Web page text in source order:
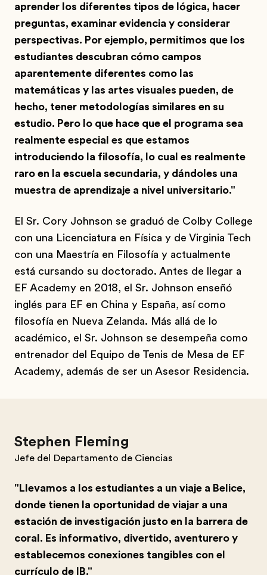
aprender los diferentes tipos de lógica, hacer
preguntas, examinar evidencia y considerar
perspectivas. Por ejemplo, permitimos que los
estudiantes descubran cómo campos
aparentemente diferentes como las
matemáticas y las artes visuales pueden, de
hecho, tener metodologías similares en su
estudio. Pero lo que hace que el programa sea
realmente especial es que estamos
introduciendo la filosofía, lo cual es realmente
raro en la escuela secundaria, y dándoles una
muestra de aprendizaje a nivel universitario."
El Sr. Cory Johnson se graduó de Colby College
con una Licenciatura en Física y de Virginia Tech
con una Maestría en Filosofía y actualmente
está cursando su doctorado. Antes de llegar a
EF Academy en 2018, el Sr. Johnson enseñó
inglés para EF en China y España, así como
filosofía en Nueva Zelanda. Más allá de lo
académico, el Sr. Johnson se desempeña como
entrenador del Equipo de Tenis de Mesa de EF
Academy, además de ser un Asesor Residencia.
Stephen Fleming
Jefe del Departamento de Ciencias
"Llevamos a los estudiantes a un viaje a Belice,
donde tienen la oportunidad de viajar a una
estación de investigación justo en la barrera de
coral. Es informativo, divertido, aventurero y
establecemos conexiones tangibles con el
currículo de IB."